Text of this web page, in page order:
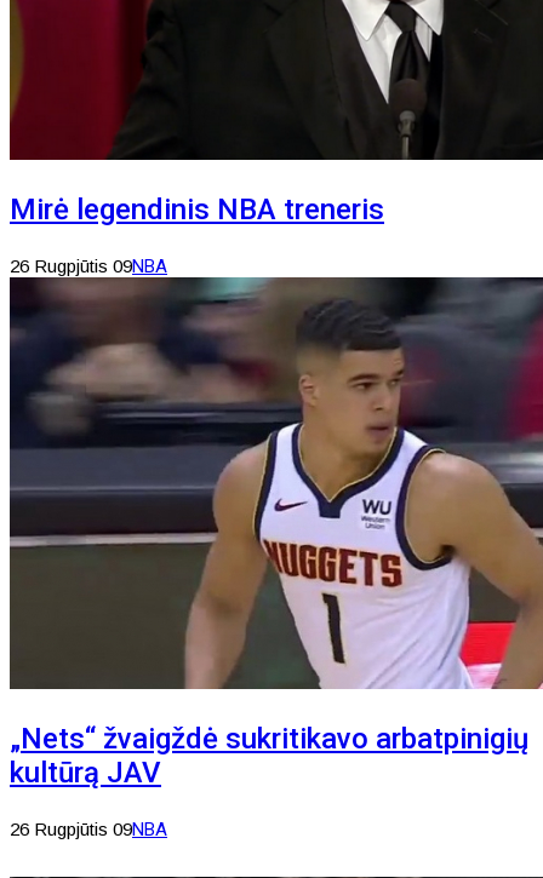
Mirė legendinis NBA treneris
26 Rugpjūtis 09NBA
„Nets“ žvaigždė sukritikavo arbatpinigių
kultūrą JAV
26 Rugpjūtis 09NBA